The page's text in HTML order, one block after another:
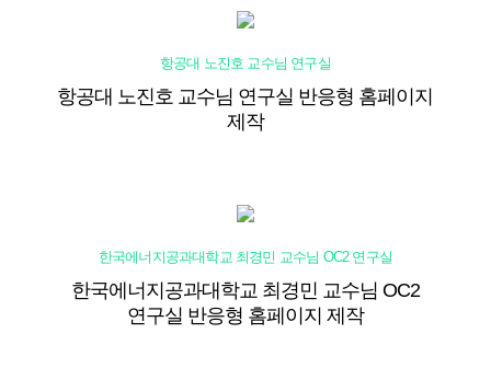
항공대 노진호 교수님 연구실
항공대 노진호 교수님 연구실 반응형 홈페이지
제작
한국에너지공과대학교 최경민 교수님 OC2 연구실
한국에너지공과대학교 최경민 교수님 OC2
연구실 반응형 홈페이지 제작